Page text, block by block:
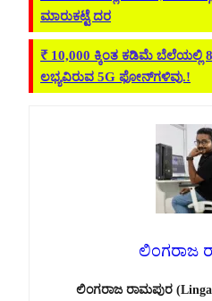
ಮಾರುಕಟ್ಟೆ ದರ
₹ 10,000 ಕ್ಕಿಂತ ಕಡಿಮೆ ಬೆಲೆಯಲ್ಲಿ
ಲಭ್ಯವಿರುವ 5G ಫೋನ್‌ಗಳಿವು.!
ಲಿಂಗರಾಜ
ಲಿಂಗರಾಜ ರಾಮಪುರ